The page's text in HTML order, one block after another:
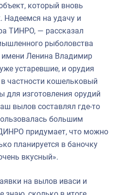
который вновь
Надеемся на удачу и
ТИНРО, — рассказал
рыболовства
имени Ленина Владимир
устаревшие, и орудия
частности кошельковый
для изготовления орудий
вылов составлял где-то
большим
придумает, что можно
планируется в баночку
вкусный».
на вылов иваси и